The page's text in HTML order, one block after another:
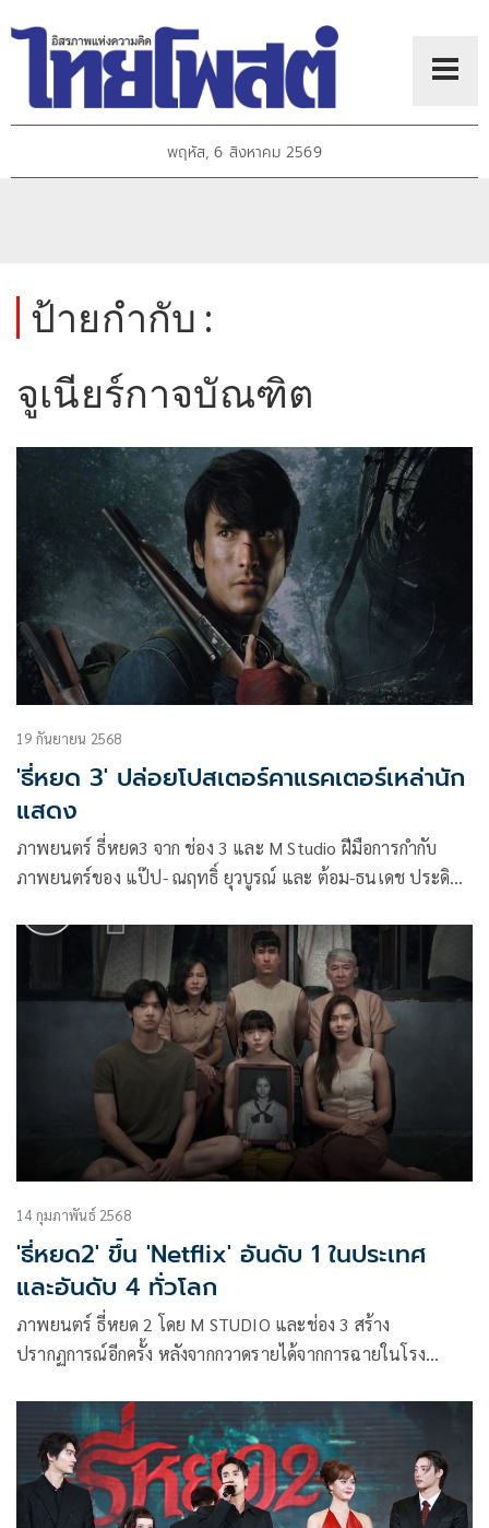
พฤหัส, 6 สิงหาคม 2569
ป้ายกำกับ :
จูเนียร์กาจบัณฑิต
19 กันยายน 2568
'ธี่หยด 3' ปล่อยโปสเตอร์คาแรคเตอร์เหล่านัก
แสดง
ภาพยนตร์ ธี่หยด3 จาก ช่อง 3 และ M Studio ฝีมือการกำกับ
ภาพยนตร์ของ แป๊ป- ณฤทธิ์ ยุวบูรณ์ และ ต้อม-ธนเดช ประดิษฐ์
เมื่อความสยองกลับมาอีกครั้ง ถึงเวลาเผชิญหน้าสู่บทสรุปสุดท้าย!
14 กุมภาพันธ์ 2568
'ธี่หยด2' ขึ้น 'Netflix' อันดับ 1 ในประเทศ
และอันดับ 4 ทั่วโลก
ภาพยนตร์ ธี่หยด 2 โดย M STUDIO และช่อง 3 สร้าง
ปรากฏการณ์อีกครั้ง หลังจากกวาดรายได้จากการฉายในโรง
สตรีมมิ่ง Netflix มาได้ 1 สัปดาห์ ก็ขึ้นแท่นครองอันดับ 1 ของ
ภาพยนตร์ที่มีผู้ชมสูงสุดในประเทศไทย และขึ้นอันดับ 4 ของโลก
(Non-English) และยังติดอันดับ TOP 10 ในอีก 7 ประเทศทั่วโลก